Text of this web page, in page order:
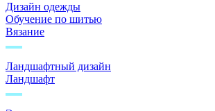
Дизайн одежды
Обучение по шитью
Вязание
Ландшафтный дизайн
Ландшафт